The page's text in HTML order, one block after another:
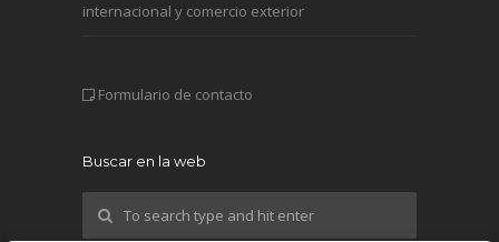
internacional y comercio exterior
Formulario de contacto
Buscar en la web